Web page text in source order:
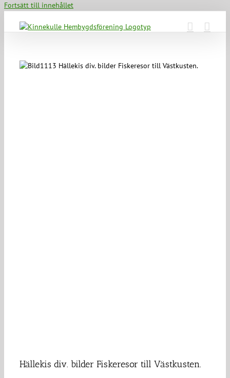
Fortsätt till innehållet
Hällekis div. bilder Fiskeresor till Västkusten.